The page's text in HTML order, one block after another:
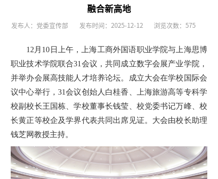
融合新高地
发布人：党委宣传部 发布时间：2025-12-12 浏览次数：575
12月10日上午，上海工商外国语职业学院与上海思博
职业技术学院联合31会议，共同成立数字会展产业学院，
并举办会展高技能人才培养论坛。成立大会在学校国际会
议中心举行，31会议创始人白桂香、上海旅游高等专科学
校副校长王国栋、学校董事长钱莹、校党委书记万峰、校
长黄正等校企及学界代表共同出席见证。大会由校长助理
钱芝网教授主持。